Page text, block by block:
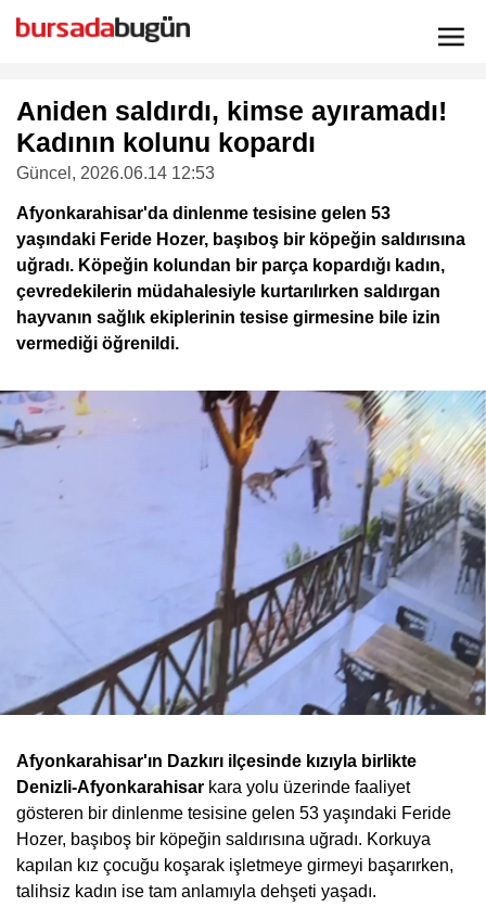
Aniden saldırdı, kimse ayıramadı!
Kadının kolunu kopardı
Güncel , 2026.06.14 12:53
Afyonkarahisar'da dinlenme tesisine gelen 53
yaşındaki Feride Hozer, başıboş bir köpeğin saldırısına
uğradı. Köpeğin kolundan bir parça kopardığı kadın,
çevredekilerin müdahalesiyle kurtarılırken saldırgan
hayvanın sağlık ekiplerinin tesise girmesine bile izin
vermediği öğrenildi.
Afyonkarahisar'ın Dazkırı ilçesinde kızıyla birlikte
Denizli-Afyonkarahisar kara yolu üzerinde faaliyet
gösteren bir dinlenme tesisine gelen 53 yaşındaki Feride
Hozer, başıboş bir köpeğin saldırısına uğradı. Korkuya
kapılan kız çocuğu koşarak işletmeye girmeyi başarırken,
talihsiz kadın ise tam anlamıyla dehşeti yaşadı.